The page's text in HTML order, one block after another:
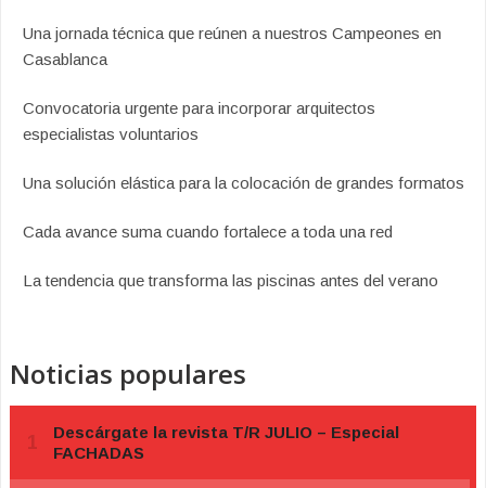
Una jornada técnica que reúnen a nuestros Campeones en
Casablanca
Convocatoria urgente para incorporar arquitectos
especialistas voluntarios
Una solución elástica para la colocación de grandes formatos
Cada avance suma cuando fortalece a toda una red
La tendencia que transforma las piscinas antes del verano
Noticias populares